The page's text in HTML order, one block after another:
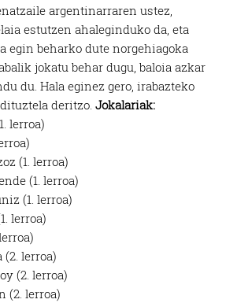
argentinarraren ustez,
estutzen ahaleginduko da, eta
egin beharko dute norgehiagoka
jokatu behar dugu, baloia azkar
du. Hala eginez gero, irabazteko
deritzo.Jokalariak:
lerroa)
(1. lerroa)
(1. lerroa)
(1. lerroa)
lerroa)
(2. lerroa)
(2. lerroa)
(2. lerroa)